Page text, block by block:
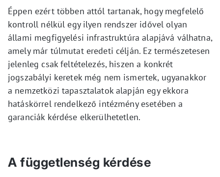
Éppen ezért többen attól tartanak, hogy megfelelő
kontroll nélkül egy ilyen rendszer idővel olyan
állami megfigyelési infrastruktúra alapjává válhatna,
amely már túlmutat eredeti célján. Ez természetesen
jelenleg csak feltételezés, hiszen a konkrét
jogszabályi keretek még nem ismertek, ugyanakkor
a nemzetközi tapasztalatok alapján egy ekkora
hatáskörrel rendelkező intézmény esetében a
garanciák kérdése elkerülhetetlen.
A függetlenség kérdése